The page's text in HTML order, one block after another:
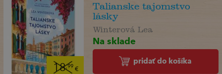
18,99 €
Talianske tajomstvo
lásky
Winterová Lea
Na sklade
pridať do košíka